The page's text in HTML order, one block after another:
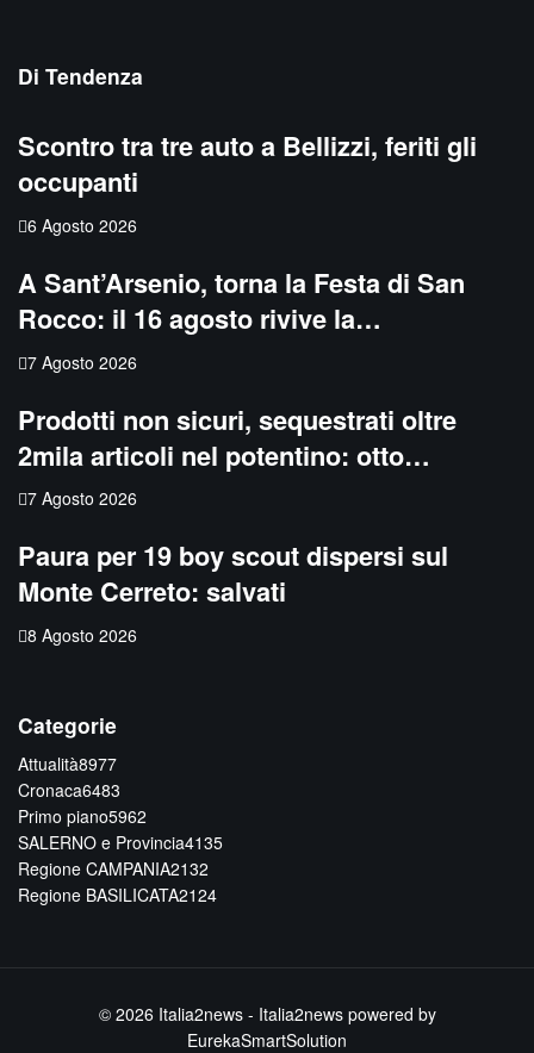
Di Tendenza
Scontro tra tre auto a Bellizzi, feriti gli
occupanti
6 Agosto 2026
A Sant’Arsenio, torna la Festa di San
Rocco: il 16 agosto rivive la…
7 Agosto 2026
Prodotti non sicuri, sequestrati oltre
2mila articoli nel potentino: otto…
7 Agosto 2026
Paura per 19 boy scout dispersi sul
Monte Cerreto: salvati
8 Agosto 2026
Categorie
Attualità8977
Cronaca6483
Primo piano5962
SALERNO e Provincia4135
Regione CAMPANIA2132
Regione BASILICATA2124
© 2026 Italia2news- Italia2news powered by
EurekaSmartSolution